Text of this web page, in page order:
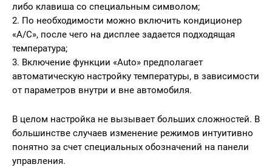
либо клавиша со специальным символом;
2. По необходимости можно включить кондиционер
«A/C», после чего на дисплее задается подходящая
температура;
3. Включение функции «Auto» предполагает
автоматическую настройку температуры, в зависимости
от параметров внутри и вне автомобиля.
В целом настройка не вызывает больших сложностей. В
большинстве случаев изменение режимов интуитивно
понятно за счет специальных обозначений на панели
управления.